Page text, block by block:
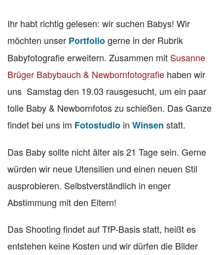
Ihr habt richtig gelesen: wir suchen Babys! Wir
möchten unser Portfoliogerne in der Rubrik
Babyfotografie erweitern. Zusammen mit Susanne
Brüger Babybauch & Newbornfotografie haben wir
uns Samstag den 19.03 rausgesucht, um ein paar
tolle Baby & Newbornfotos zu schießen. Das Ganze
findet bei uns im Fotostudio in Winsen statt.
Das Baby sollte nicht älter als 21 Tage sein. Gerne
würden wir neue Utensilien und einen neuen Stil
ausprobieren. Selbstverständlich in enger
Abstimmung mit den Eltern!
Das Shooting findet auf TfP-Basis statt, heißt es
entstehen keine Kosten und wir dürfen die Bilder